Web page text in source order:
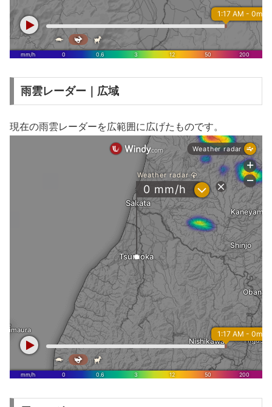
雨雲レーダー｜広域
現在の雨雲レーダーを広範囲に広げたものです。